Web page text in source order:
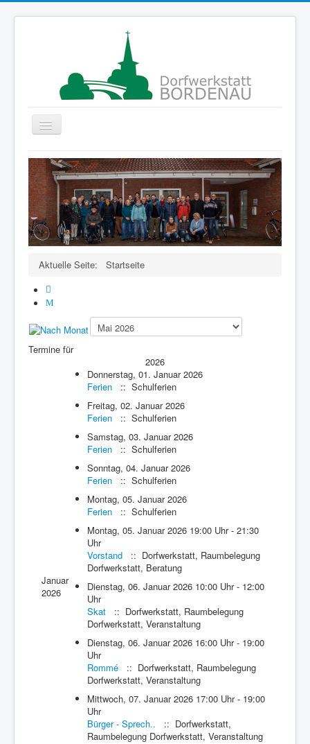
Navigation
an/aus
Startseite
Gruppen
Der Verein
Projekte
Kontakte
Presse
Aktuelle Seite: Startseite
Termine für
2026
Januar
2026
Donnerstag, 01. Januar 2026
Ferien
:: Schulferien
Freitag, 02. Januar 2026
Ferien
:: Schulferien
Samstag, 03. Januar 2026
Ferien
:: Schulferien
Sonntag, 04. Januar 2026
Ferien
:: Schulferien
Montag, 05. Januar 2026
Ferien
:: Schulferien
Montag, 05. Januar 2026 19:00 Uhr - 21:30
Uhr
Vorstand
:: Dorfwerkstatt, Raumbelegung
Dorfwerkstatt, Beratung
Dienstag, 06. Januar 2026 10:00 Uhr - 12:00
Uhr
Skat
:: Dorfwerkstatt, Raumbelegung
Dorfwerkstatt, Veranstaltung
Dienstag, 06. Januar 2026 16:00 Uhr - 19:00
Uhr
Rommé
:: Dorfwerkstatt, Raumbelegung
Dorfwerkstatt, Veranstaltung
Mittwoch, 07. Januar 2026 17:00 Uhr - 19:00
Uhr
Bürger - Sprech..
:: Dorfwerkstatt,
Raumbelegung Dorfwerkstatt, Veranstaltung